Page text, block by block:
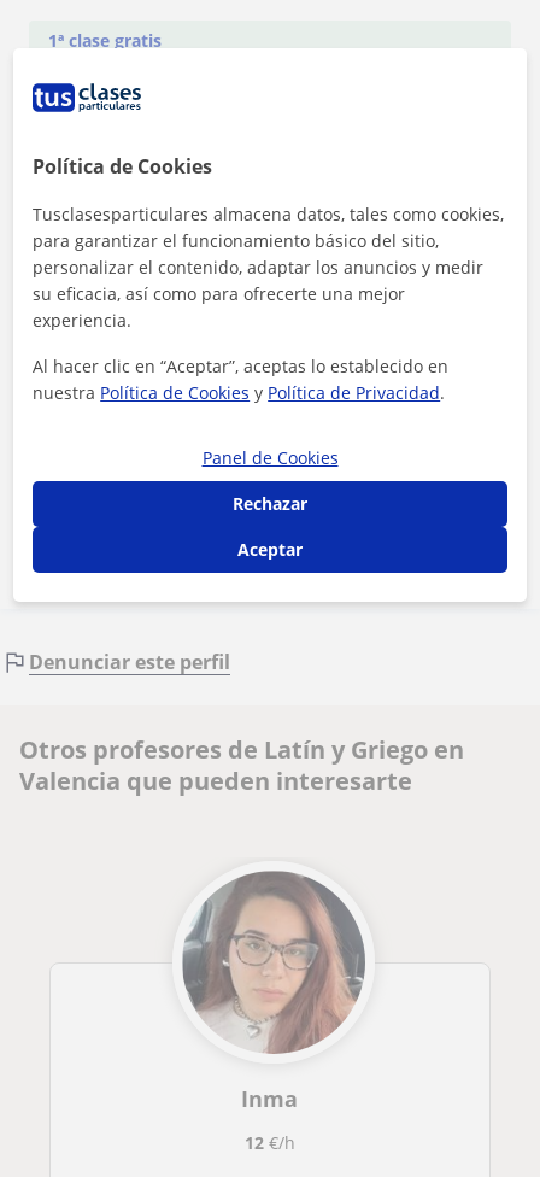
1ª clase gratis
aviso legal y de
Contactar ahora
Denunciar este perfil
Otros profesores de Latín y Griego en
Valencia que pueden interesarte
Inma
12€/h
Política de Cookies
Tusclasesparticulares almacena datos, tales como cookies,
para garantizar el funcionamiento básico del sitio,
personalizar el contenido, adaptar los anuncios y medir
su eficacia, así como para ofrecerte una mejor
experiencia.
Al hacer clic en “Aceptar”, aceptas lo establecido en
nuestra Política de Cookies y Política de Privacidad.
Panel de Cookies
Rechazar
Aceptar